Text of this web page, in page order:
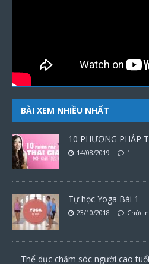
BÀI XEM NHIỀU NHẤT
10 PHƯƠNG PHÁP
14/08/2019 1
Tự học Yoga Bài 1
23/10/2018 Chức
Thể dục chăm sóc người cao